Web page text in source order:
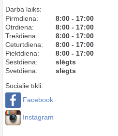
Darba laiks:
Pirmdiena:
8:00 - 17:00
Otrdiena:
8:00 - 17:00
Trešdiena :
8:00 - 17:00
Ceturtdiena:
8:00 - 17:00
Piektdiena:
8:00 - 17:00
Sestdiena:
slēgts
Svētdiena:
slēgts
Sociālie tīkli:
Facebook
Instagram